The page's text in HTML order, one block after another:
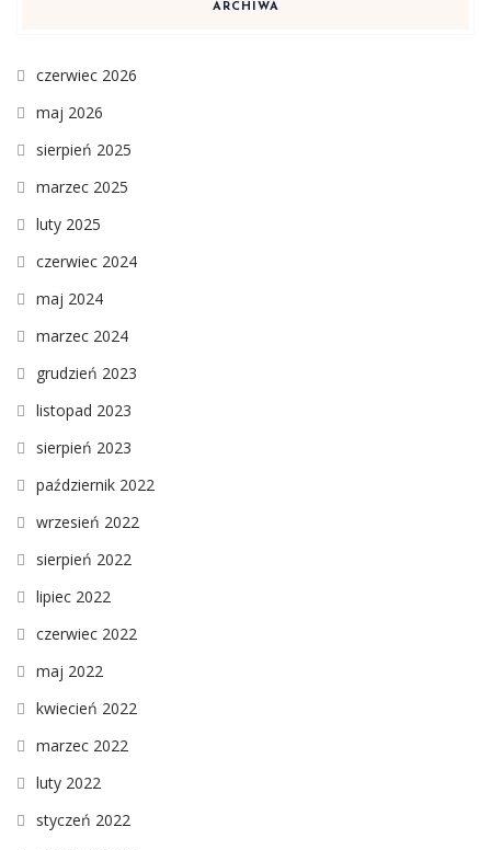
ARCHIWA
czerwiec 2026
maj 2026
sierpień 2025
marzec 2025
luty 2025
czerwiec 2024
maj 2024
marzec 2024
grudzień 2023
listopad 2023
sierpień 2023
październik 2022
wrzesień 2022
sierpień 2022
lipiec 2022
czerwiec 2022
maj 2022
kwiecień 2022
marzec 2022
luty 2022
styczeń 2022